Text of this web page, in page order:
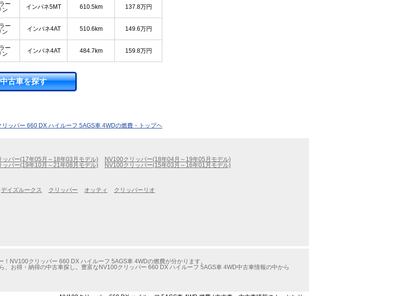
ー
ン
インパネ5MT 610.5km 137.8万円
ー
ン
インパネ4AT 510.6km 149.6万円
ー
ン
インパネ4AT 484.7km 159.8万円
古車を探す
リッパー 660 DX ハイルーフ 5AGS車 4WDの燃費・トップヘ
ッパー(17年05月～18年03月モデル)
NV100クリッパー(18年04月～19年05月モデル)
ッパー(19年10月～21年08月モデル)
NV100クリッパー(15年03月～16年01月モデル)
デイズルークス クリッパー オッティ クリッパーリオ
NV100クリッパー 660 DX ハイルーフ 5AGS車 4WDの燃費が分かります。
お得・納得の中古車探し。豊富なNV100クリッパー 660 DX ハイルーフ 5AGS車 4WD中古車情報の中から